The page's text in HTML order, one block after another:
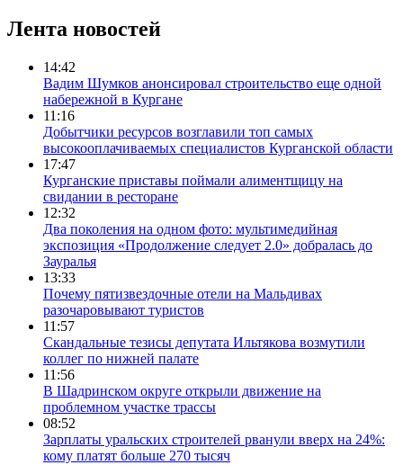
Лента новостей
14:42
Вадим Шумков анонсировал строительство еще одной
набережной в Кургане
11:16
Добытчики ресурсов возглавили топ самых
высокооплачиваемых специалистов Курганской области
17:47
Курганские приставы поймали алиментщицу на
свидании в ресторане
12:32
Два поколения на одном фото: мультимедийная
экспозиция «Продолжение следует 2.0» добралась до
Зауралья
13:33
Почему пятизвездочные отели на Мальдивах
разочаровывают туристов
11:57
Скандальные тезисы депутата Ильтякова возмутили
коллег по нижней палате
11:56
В Шадринском округе открыли движение на
проблемном участке трассы
08:52
Зарплаты уральских строителей рванули вверх на 24%:
кому платят больше 270 тысяч